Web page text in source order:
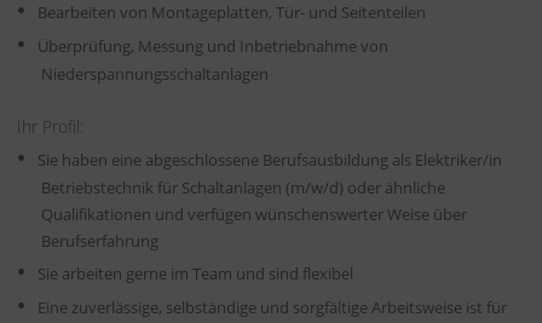
Bearbeiten von Montageplatten, Tür- und Seitenteilen
Überprüfung, Messung und Inbetriebnahme von
Niederspannungsschaltanlagen
Ihr Profil:
Sie haben eine abgeschlossene Berufsausbildung als Elektriker/in
Betriebstechnik für Schaltanlagen (m/w/d) oder ähnliche
Qualifikationen und verfügen wünschenswerter Weise über
Berufserfahrung
Sie arbeiten gerne im Team und sind flexibel
Eine zuverlässige, selbständige und sorgfältige Arbeitsweise ist für